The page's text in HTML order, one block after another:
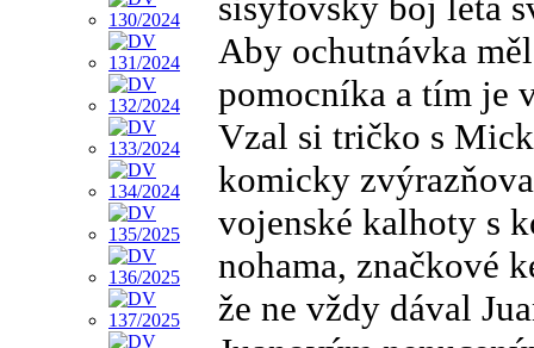
Aby ochutnávka
pomocníka a tím je
Vzal si tričko s
komicky
vojenské kalhoty s
nohama, značkové
že ne vždy dával